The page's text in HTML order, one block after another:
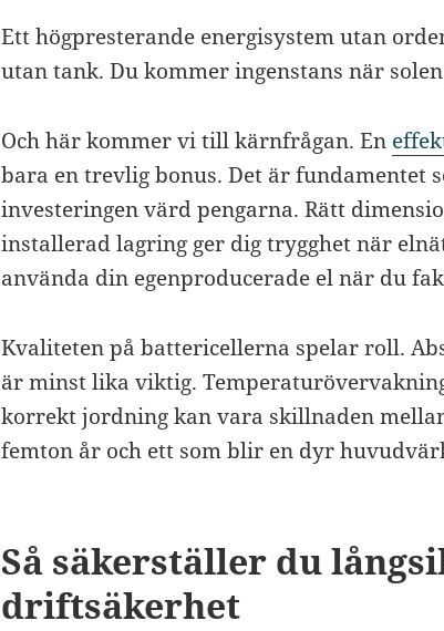
Ett högpresterande energisystem utan
utan tank. Du kommer ingenstans när
Och här kommer vi till kärnfrågan. En
bara en trevlig bonus. Det är fundamentet
investeringen värd pengarna. Rätt
installerad lagring ger dig trygghet när
använda din egenproducerade el när du
Kvaliteten på battericellerna spelar roll.
är minst lika viktig.
korrekt jordning kan vara skillnaden
femton år och ett som blir en dyr
Så säkerställer du
driftsäkerhet